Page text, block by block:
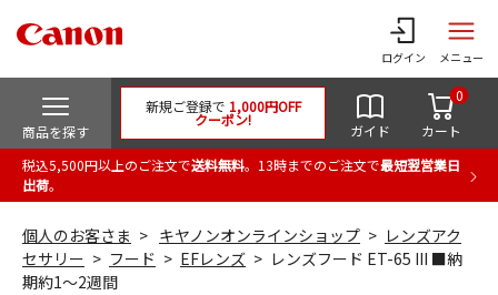
ログイン メニュー
商品を探す
新規ご登録で 1,000円OFF
クーポン!
ガイド カート
0
税込5,500円以上のご注文で送料無料。13時までのご注文で最短翌営業日
出荷。
個人のお客さま キヤノンオンラインショップ
レンズアク
セサリー
フード EFレンズ
レンズフード ET-65 III ■納
期約1～2週間